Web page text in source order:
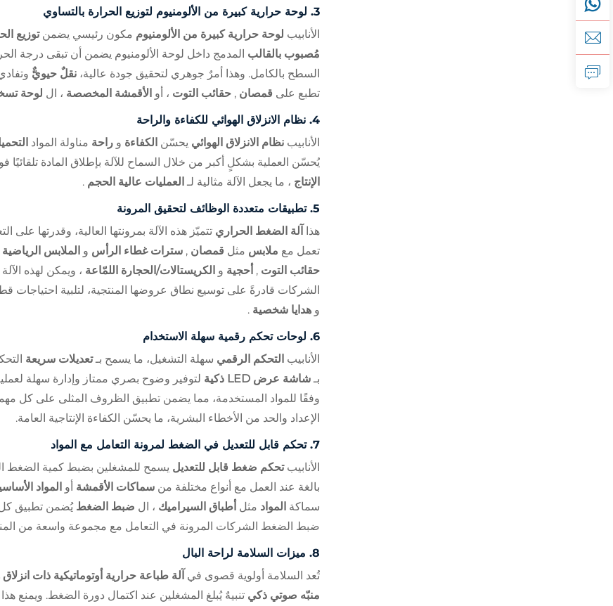
3. لوحة حرارية كبيرة من الألومنيوم لتوزيع الحرارة بالتساوي
الأنابيب لوحة حرارية كبيرة من الألومنيوم مكون رئيسي يضمنتوزيع
مُصبوب بالقالب المدمج داخل لوحة الألومنيوم يضمن أن تبقى درجة
السطح بالكامل. وهذا أمرٌ جوهري لتحقيق جودة عالية، نقلٌ حيويٌّ
تطبع على قمصان , حقائب التوت ، أو الأقمشة المخصصة ، ال لوحة
4. نظام الانزلاق الهوائي للكفاءة والراحة
الأنابيب نظام الانزلاق الهوائي يحسّن الكفاءة و راحة مناولة المواد
يُحسّن العملية بشكلٍ أكبر من خلال السماح للآلة بإطلاق المادة
الإنتاج ، ما يجعل الآلة مثالية لـ العمليات عالية الحجم .
5. تطبيقات متعددة الوظائف لتحقيق المرونة
هذا آلة الضغط الحراري تتميّز هذه الآلة بمرونتها العالية، وقدرتها
تعمل مع ملابس مثل قمصان , سترات غطاء الرأس و الملابس الرياضية
حقائب التوت , أحجية و الكريستالات/الحجارة اللمّاعة ، ويمكن لهذه
الشركات قادرةً على توسيع نطاق عروضها المنتجية، لتلبية احتياجات
و هدايا شخصية .
6. لوحات تحكم رقمية سهلة الاستخدام
الأنابيب التحكم الرقمي سهلة التشغيل، ما يسمح بـتعديلات سريعة
بـ شاشة عرض LED ذكية
لتوفير وضوح بصري ممتاز وإدارة سهلة
وفقًا للمواد المستخدمة، مما يضمن تطبيق الظروف المثلى على كل
الإعداد والحد من الأخطاء البشرية، ما يحسّن الكفاءة الإنتاجية العامة.
7. تحكم قابل للتعديل في الضغط لمرونة التعامل مع المواد
الأنابيبتحكم ضغط قابل للتعديل يسمح للمشغلين بضبط كمية الضغط
بالغة عند العمل مع أنواع مختلفة من سماكات الأقمشة أو المواد
سماكة المواد مثل أطباق السيراميك ، ال ضبط الضغطيُضمن تطبيق كل
ضبط الضغط الشركات المرونة في التعامل مع مجموعة واسعة من
8. ميزات السلامة لراحة البال
تُعد السلامة أولوية قصوى في آلة طباعة حرارية أوتوماتيكية ذات
منبّه صوتي ذكي تنبيهٌ يُبلغ المشغلين عند اكتمال دورة الضغط.